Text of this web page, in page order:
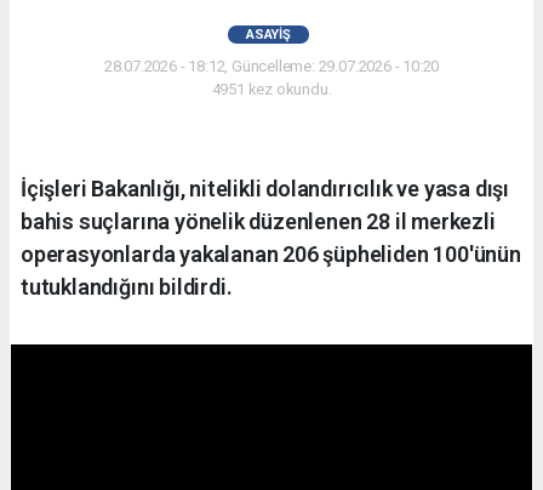
ASAYIŞ
28.07.2026 - 18:12, Güncelleme: 29.07.2026 - 10:20
4951 kez okundu.
İçişleri Bakanlığı, nitelikli dolandırıcılık ve yasa dışı
bahis suçlarına yönelik düzenlenen 28 il merkezli
operasyonlarda yakalanan 206 şüpheliden 100'ünün
tutuklandığını bildirdi.